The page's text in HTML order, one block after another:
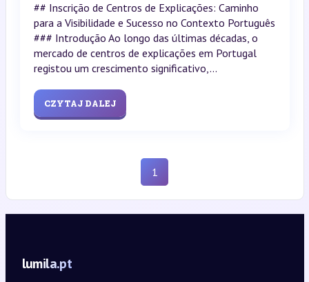
## Inscrição de Centros de Explicações: Caminho
para a Visibilidade e Sucesso no Contexto Português
### Introdução Ao longo das últimas décadas, o
mercado de centros de explicações em Portugal
registou um crescimento significativo,...
CZYTAJ DALEJ
1
lumila.pt